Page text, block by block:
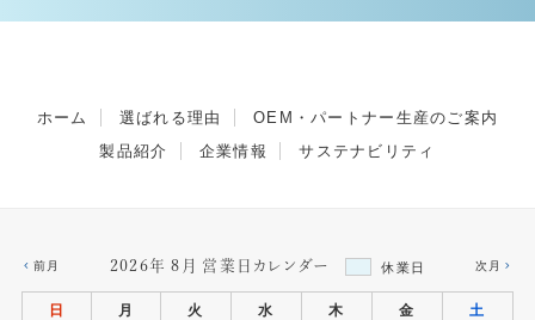
ホーム 選ばれる理由
OEM・パートナー生産のご案内
製品紹介
企業情報 サステナビリティ
前月 2026年 8月 営業日カレンダー 休業日 次月
日 月 火 水 木 金 土